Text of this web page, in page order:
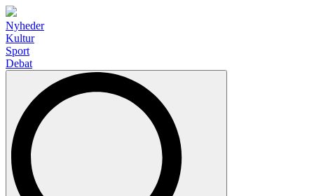
Nyheder
Kultur
Sport
Debat